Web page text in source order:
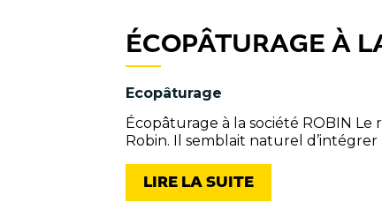
ÉCOPÂTURAGE À
Ecopâturage
Écopâturage à la société ROBIN Le
Robin. Il semblait naturel d’intégrer
LIRE LA SUITE